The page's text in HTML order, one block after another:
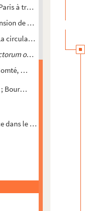
à travers les âges »
de Paris. "Aperçu
circulation à Paris »,
ordinis Sancti
Besançon, Bournois
Bournois :
dans le volume 59 du